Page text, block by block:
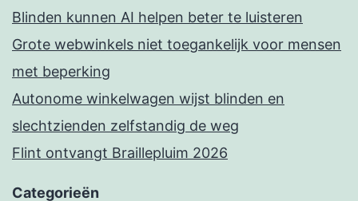
Blinden kunnen AI helpen beter te luisteren
Grote webwinkels niet toegankelijk voor mensen
met beperking
Autonome winkelwagen wijst blinden en
slechtzienden zelfstandig de weg
Flint ontvangt Braillepluim 2026
Categorieën